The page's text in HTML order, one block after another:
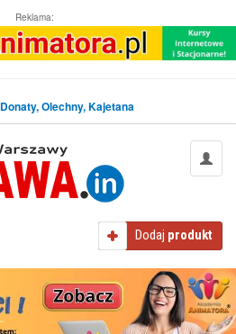
Reklama:
Donaty, Olechny, Kajetana
Dodaj produkt